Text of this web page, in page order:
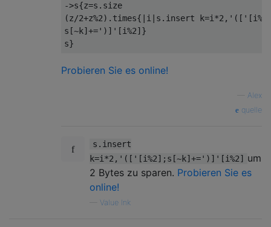
->s{z=s .
(z/2+z%2). times{| i s . insert k=i *2 , '([' [i%
s [~k]+=')]' [i%2]}
s}
Probieren Sie es online!
Alex
quelle
s.insert
k=i*2,'(['[i%2];s[~k]+=')]'[i%2]
um
2 Bytes zu sparen. Probieren Sie es
online!
Value Ink